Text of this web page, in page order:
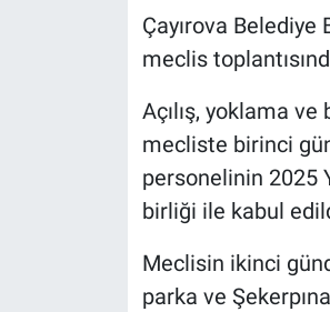
Çayırova Belediye
meclis
Açılış, yoklama
mecliste birinci
personelinin 2025
birliği ile kabul
Meclisin ikinci
parka ve